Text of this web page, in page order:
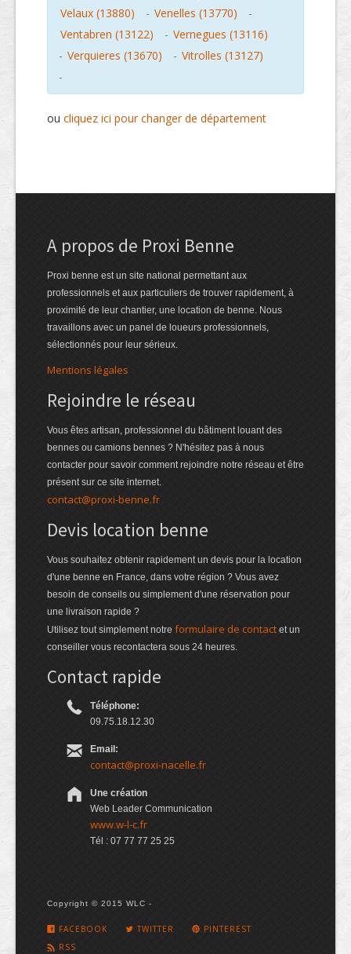
Velaux (13880)
- Venelles (13770)
-
Ventabren (13122)
- Vernegues (13116)
- Verquieres (13670) - Vitrolles (13127)
-
ou cliquez ici pour changer de département
A propos de Proxi Benne
Proxi benne est un site national permettant aux
professionnels et aux particuliers de trouver rapidement, à
proximité de leur chantier, une location de benne. Nous
travaillons avec un panel de loueurs professionnels,
sélectionnés pour leur sérieux.
Mentions légales
Rejoindre le réseau
Vous êtes artisan, professionnel du bâtiment louant des
bennes ou camions bennes ? N'hésitez pas à nous
contacter pour savoir comment rejoindre notre réseau et être
présent sur ce site internet.
contact@proxi-benne.fr
Devis location benne
Vous souhaitez obtenir rapidement un devis pour la location
d'une benne en France, dans votre région ? Vous avez
besoin de conseils ou simplement d'une réservation pour
une livraison rapide ?
Utilisez tout simplement notre formulaire de contact et un
conseiller vous recontactera sous 24 heures.
Contact rapide
Téléphone:
09.75.18.12.30
Email:
contact@proxi-nacelle.fr
Une création
Web Leader Communication
www.w-l-c.fr
Tél : 07 77 77 25 25
Copyright © 2015 WLC -
FACEBOOK TWITTER
PINTEREST
RSS